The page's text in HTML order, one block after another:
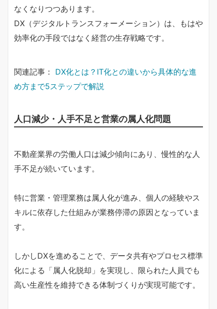
なくなりつつあります。
DX（デジタルトランスフォーメーション）は、もはや
効率化の手段ではなく経営の生存戦略です。
関連記事：
DX化とは？IT化との違いから具体的な進
め方まで5ステップで解説
人口減少・人手不足と営業の属人化問題
不動産業界の労働人口は減少傾向にあり、慢性的な人
手不足が続いています。
特に営業・管理業務は属人化が進み、個人の経験やス
キルに依存した仕組みが業務停滞の原因となっていま
す。
しかしDXを進めることで、データ共有やプロセス標準
化による「属人化脱却」を実現し、限られた人員でも
高い生産性を維持できる体制づくりが実現可能です。